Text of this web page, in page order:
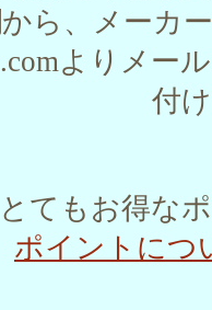
ら、メーカ
よりメー
付
てもお得な
ポイントにつ